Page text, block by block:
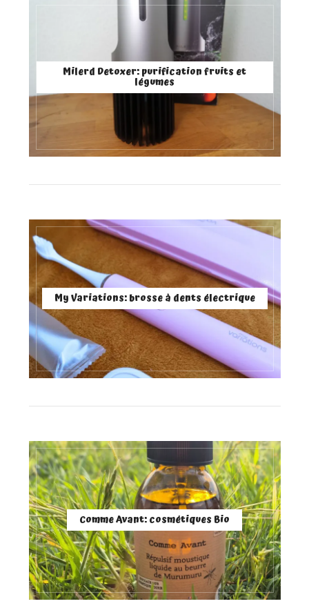
Milerd Detoxer: purification fruits et
légumes
My Variations: brosse à dents électrique
Comme Avant: cosmétiques Bio